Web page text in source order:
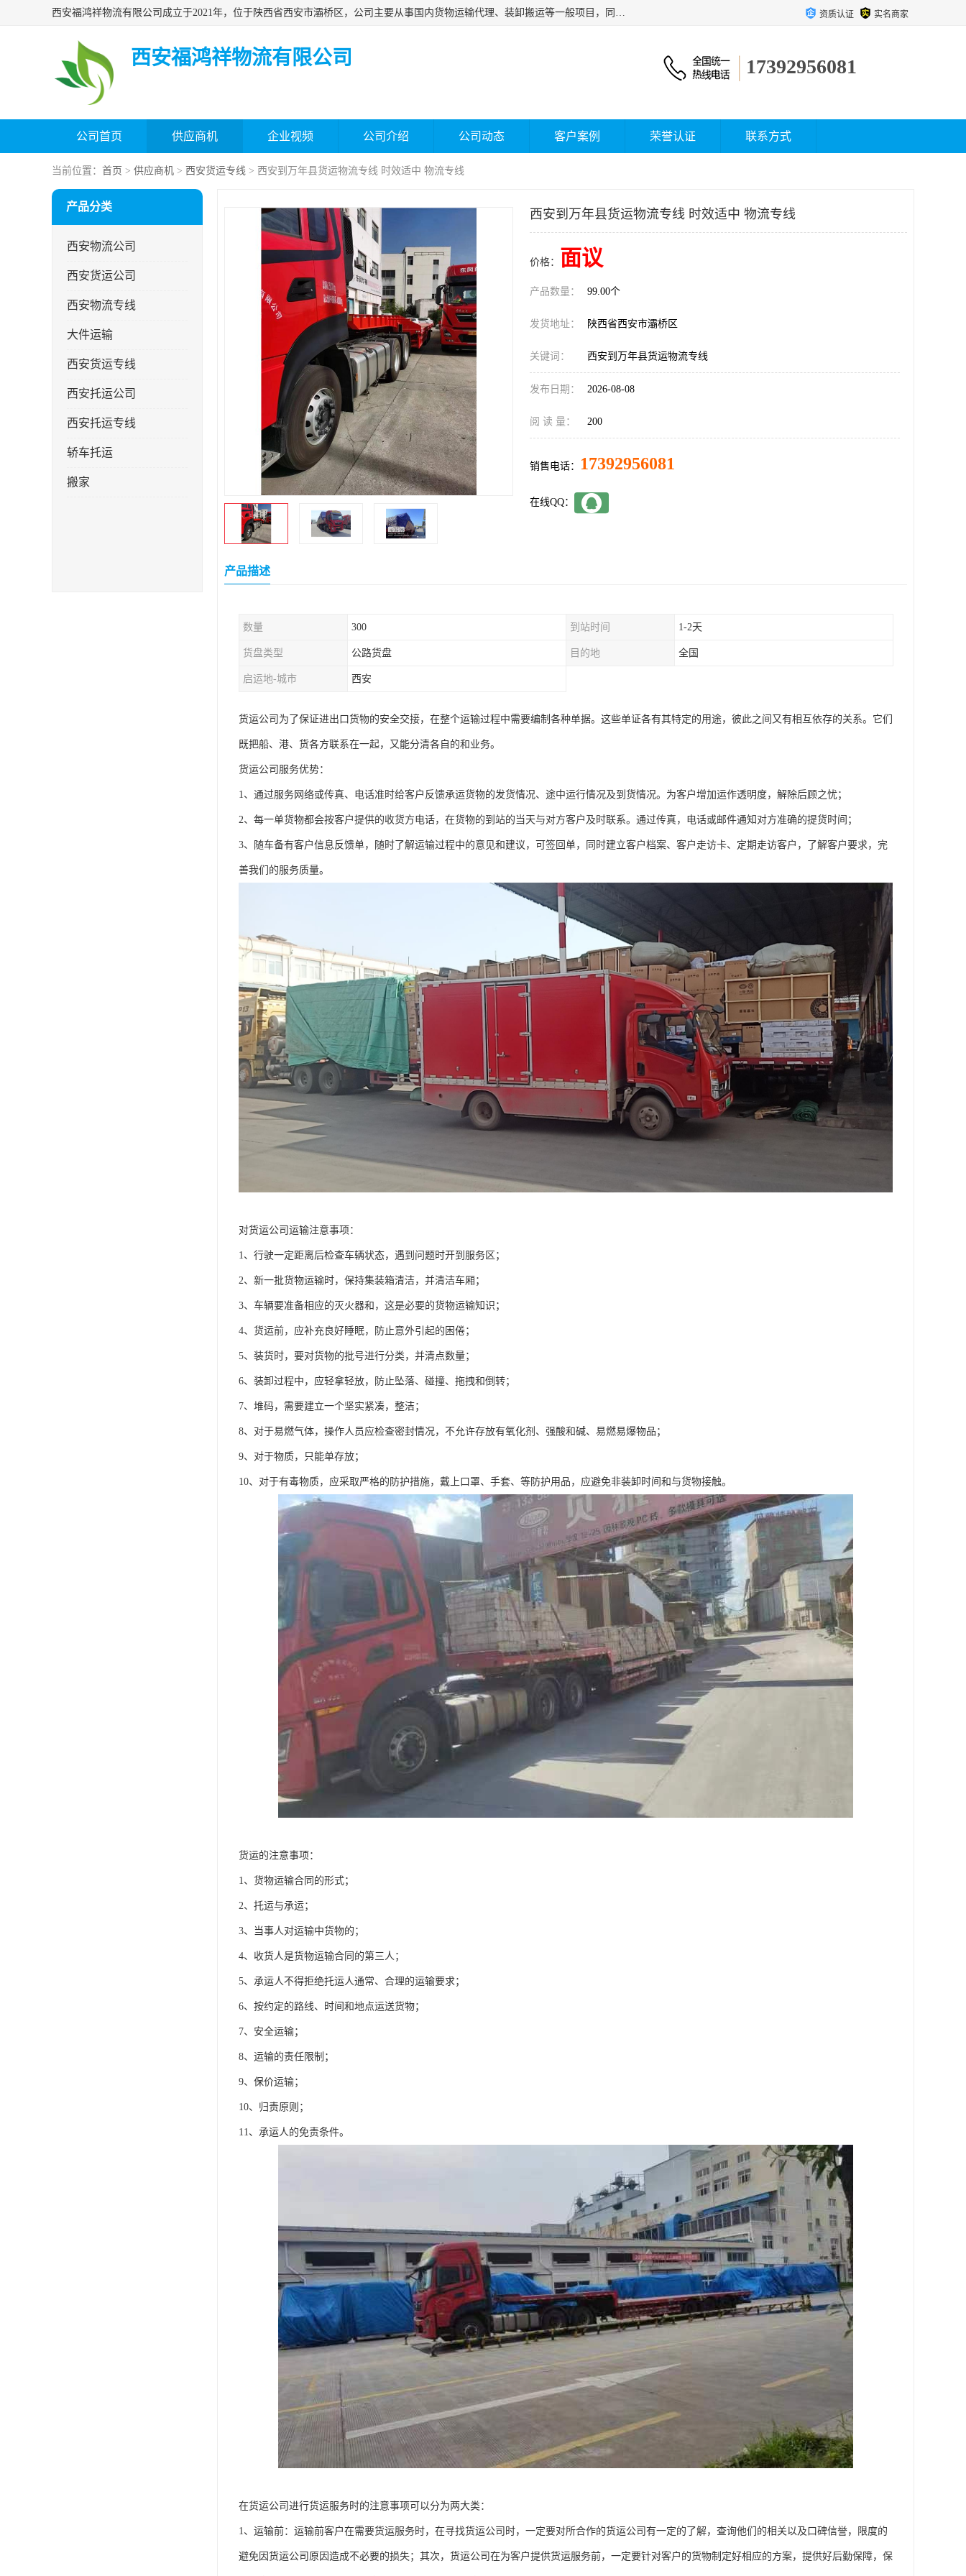
西安福鸿祥物流有限公司成立于2021年，位于陕西省西安市灞桥区，公司主要从事国内货物运输代理、装卸搬运等一般项目，同时具备道路货物运输（不含危险货物）的许可资质。凭借专业的物流服务和*的运输能力，公司致力于为客户提供安全、可靠的物流解决方案，满足多样化的运输需求，助力企业*运营。 资质认证 实名商家
西安福鸿祥物流有限公司 17392956081
公司首页 供应商机 企业视频 公司介绍 公司动态 客户案例 荣誉认证 联系方式
当前位置： 首页 > 供应商机 > 西安货运专线 > 西安到万年县货运物流专线 时效适中 物流专线
产品分类
西安物流公司
西安货运公司
西安物流专线
大件运输
西安货运专线
西安托运公司
西安托运专线
轿车托运
搬家
西安到万年县货运物流专线 时效适中 物流专线
价格： 面议
产品数量： 99.00个
发货地址： 陕西省西安市灞桥区
关键词： 西安到万年县货运物流专线
发布日期： 2026-08-08
阅 读 量： 200
销售电话： 17392956081
在线QQ：
产品描述
数量 300 到站时间 1-2天
货盘类型 公路货盘 目的地 全国
启运地-城市 西安
货运公司为了保证进出口货物的安全交接，在整个运输过程中需要编制各种单据。这些单证各有其特定的用途，彼此之间又有相互依存的关系。它们
既把船、港、货各方联系在一起，又能分清各自的和业务。
货运公司服务优势：
1、通过服务网络或传真、电话准时给客户反馈承运货物的发货情况、途中运行情况及到货情况。为客户增加运作透明度，解除后顾之忧；
2、每一单货物都会按客户提供的收货方电话，在货物的到站的当天与对方客户及时联系。通过传真，电话或邮件通知对方准确的提货时间；
3、随车备有客户信息反馈单，随时了解运输过程中的意见和建议，可签回单，同时建立客户档案、客户走访卡、定期走访客户，了解客户要求，完
善我们的服务质量。
对货运公司运输注意事项：
1、行驶一定距离后检查车辆状态，遇到问题时开到服务区；
2、新一批货物运输时，保持集装箱清洁，并清洁车厢；
3、车辆要准备相应的灭火器和，这是必要的货物运输知识；
4、货运前，应补充良好睡眠，防止意外引起的困倦；
5、装货时，要对货物的批号进行分类，并清点数量；
6、装卸过程中，应轻拿轻放，防止坠落、碰撞、拖拽和倒转；
7、堆码，需要建立一个坚实紧凑，整洁；
8、对于易燃气体，操作人员应检查密封情况，不允许存放有氧化剂、强酸和碱、易燃易爆物品；
9、对于物质，只能单存放；
10、对于有毒物质，应采取严格的防护措施，戴上口罩、手套、等防护用品，应避免非装卸时间和与货物接触。
货运的注意事项：
1、货物运输合同的形式；
2、托运与承运；
3、当事人对运输中货物的；
4、收货人是货物运输合同的第三人；
5、承运人不得拒绝托运人通常、合理的运输要求；
6、按约定的路线、时间和地点运送货物；
7、安全运输；
8、运输的责任限制；
9、保价运输；
10、归责原则；
11、承运人的免责条件。
在货运公司进行货运服务时的注意事项可以分为两大类：
1、运输前：运输前客户在需要货运服务时，在寻找货运公司时，一定要对所合作的货运公司有一定的了解，查询他们的相关以及口碑信誉，限度的
避免因货运公司原因造成不必要的损失；其次，货运公司在为客户提供货运服务前，一定要针对客户的货物制定好相应的方案，提供好后勤保障，保